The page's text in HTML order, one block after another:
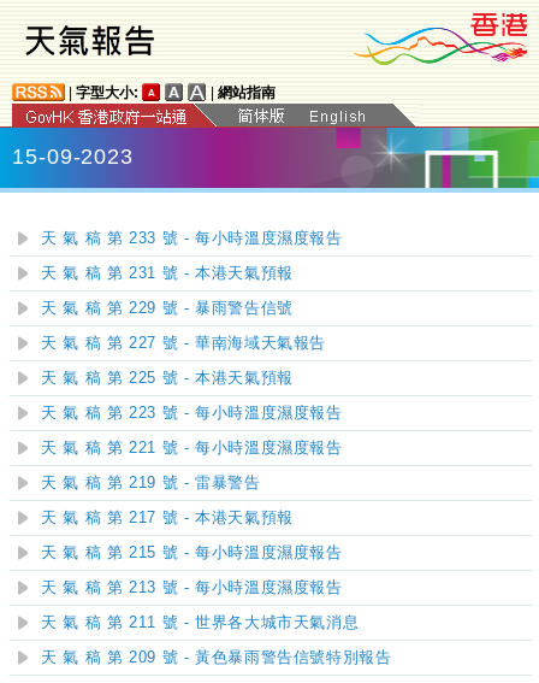
字型大小: 網站指南
15-09-2023
天 氣 稿 第 233 號 - 每小時溫度濕度報告
天 氣 稿 第 231 號 - 本港天氣預報
天 氣 稿 第 229 號 - 暴雨警告信號
天 氣 稿 第 227 號 - 華南海域天氣報告
天 氣 稿 第 225 號 - 本港天氣預報
天 氣 稿 第 223 號 - 每小時溫度濕度報告
天 氣 稿 第 221 號 - 每小時溫度濕度報告
天 氣 稿 第 219 號 - 雷暴警告
天 氣 稿 第 217 號 - 本港天氣預報
天 氣 稿 第 215 號 - 每小時溫度濕度報告
天 氣 稿 第 213 號 - 每小時溫度濕度報告
天 氣 稿 第 211 號 - 世界各大城市天氣消息
天 氣 稿 第 209 號 - 黃色暴雨警告信號特別報告